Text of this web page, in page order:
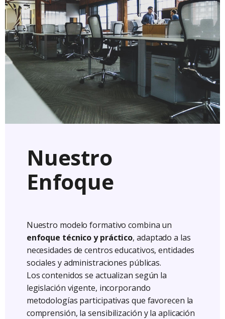
Nuestro
Enfoque
Nuestro modelo formativo combina un
enfoque técnico y práctico, adaptado a las
necesidades de centros educativos, entidades
sociales y administraciones públicas.
Los contenidos se actualizan según la
legislación vigente, incorporando
metodologías participativas que favorecen la
comprensión, la sensibilización y la aplicación